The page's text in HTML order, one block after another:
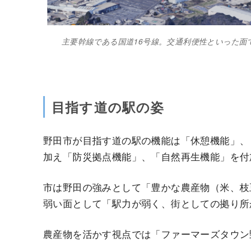
主要幹線である国道16号線。交通利便性といった
目指す道の駅の姿
野田市が目指す道の駅の機能は「休憩機能」
加え「防災拠点機能」、「自然再生機能」を付
市は野田の強みとして「豊かな農産物（米、
弱い面として「駅力が弱く、街としての拠り
農産物を活かす視点では「ファーマーズタウ